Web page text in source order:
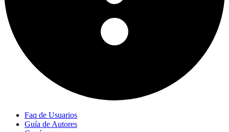
Faq de Usuarios
Guía de Autores